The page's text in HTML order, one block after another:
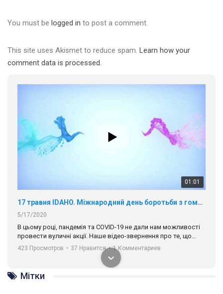
You must be logged in to post a comment.
This site uses Akismet to reduce spam. Learn how your
comment data is processed.
01:01
17 травня IDAHO. Міжнародний день боротьби з гомофобією трансфобією і біфобія.
5/17/2020
В цьому році, пандемія та COVІD-19 не дали нам можливості
провести вуличні акції. Наше відео-звернення про те, що
навіть коли ми у різних містах та не можемо зустрінеться, ми
разом. Ми закликаємо всіх хто поділяє цінності рівності та
солідарності, приєднатися до нас. Регіональні підрозділи
ГАУ є в 16 областях України.
Разом наш голос лунає гучніше!
423 Просмотров • 37 Нравится • 1 Комментариев
Мітки